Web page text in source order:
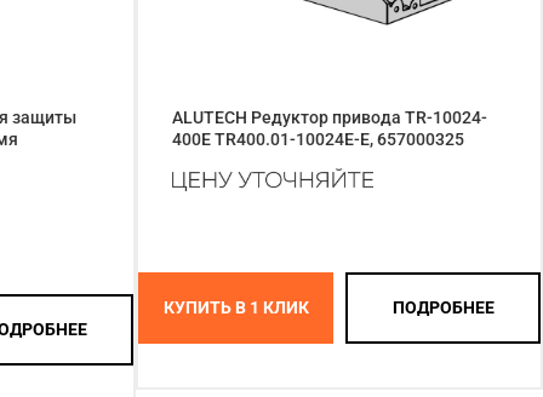
защиты
ALUTECH Редуктор привода TR-10024-
400E TR400.01-10024E-E, 657000325
КУПИТЬ В 1 КЛИК ПОДРОБНЕЕ